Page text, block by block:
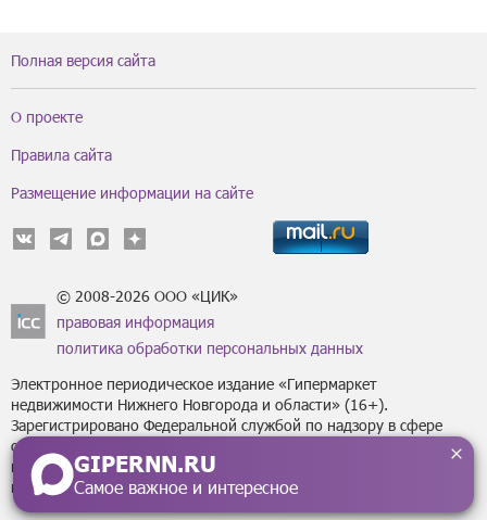
GIPERNN.RU
Самое важное и интересное
Полная версия сайта
О проекте
Правила сайта
Размещение информации на сайте
© 2008-2026 ООО «ЦИК»
правовая информация
политика обработки персональных данных
Электронное периодическое издание «Гипермаркет
недвижимости Нижнего Новгорода и области» (16+).
Зарегистрировано Федеральной службой по надзору в сфере
связи, информационных технологий
и массовых коммуникаций (Роскомнадзор) за регистрационным
номером Эл № ФС77-43795 от 07 февраля 2011 г.